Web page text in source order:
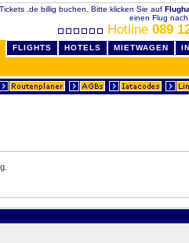
.de billig buchen. Bitte klicken Sie auf
einen Flug
Hotline 089
FLIGHTS HOTELS MIETWAGEN